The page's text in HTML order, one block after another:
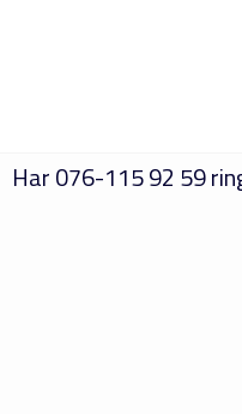
Har076-115 92 59